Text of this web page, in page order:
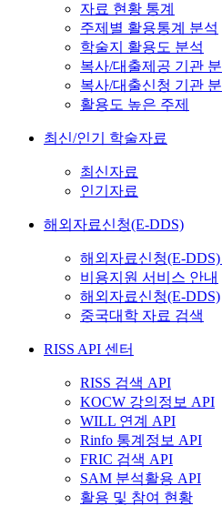
자료 현황 통계
주제별 활용통계 분석
학술지 활용도 분석
복사/대출제공 기관
복사/대출신청 기관
활용도 높은 주제
최신/인기 학술자료
최신자료
인기자료
해외자료신청(E-DDS)
해외자료신청(E-
비용지원 서비스 안내
해외자료신청(E-DDS)
중국대학 자료 검색
RISS API 센터
RISS 검색 API
KOCW 강의정보 API
WILL 연계 API
Rinfo 통계정보 API
FRIC 검색 API
SAM 분석활용 API
활용 및 참여 현황